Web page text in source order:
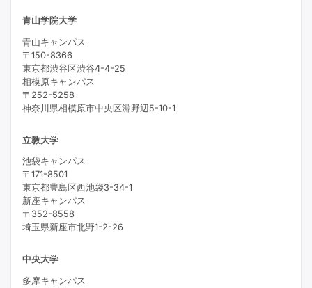
青山学院大学
青山キャンパス
〒150-8366
東京都渋谷区渋谷4-4-25
相模原キャンパス
〒252-5258
神奈川県相模原市中央区淵野辺5-10-1
立教大学
池袋キャンパス
〒171-8501
東京都豊島区西池袋3-34-1
新座キャンパス
〒352-8558
埼玉県新座市北野1-2-26
中央大学
多摩キャンパス